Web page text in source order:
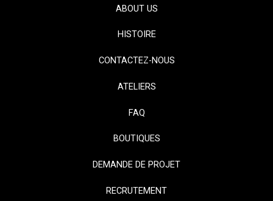
ABOUT US
HISTOIRE
CONTACTEZ-NOUS
ATELIERS
FAQ
BOUTIQUES
DEMANDE DE PROJET
RECRUTEMENT